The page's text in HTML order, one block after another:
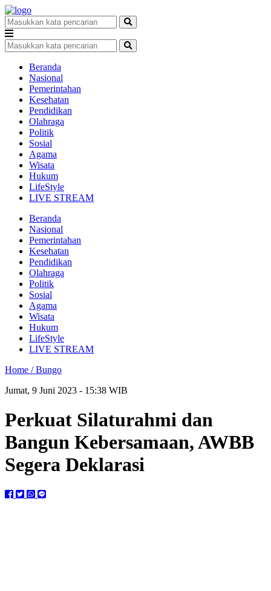
Beranda
Nasional
Pemerintahan
Kesehatan
Pendidikan
Olahraga
Politik
Sosial
Agama
Wisata
Hukum
LifeStyle
LIVE STREAM
Beranda
Nasional
Pemerintahan
Kesehatan
Pendidikan
Olahraga
Politik
Sosial
Agama
Wisata
Hukum
LifeStyle
LIVE STREAM
Home /Bungo
Jumat, 9 Juni 2023 - 15:38 WIB
Perkuat Silaturahmi dan
Bangun Kebersamaan, AWBB
Segera Deklarasi